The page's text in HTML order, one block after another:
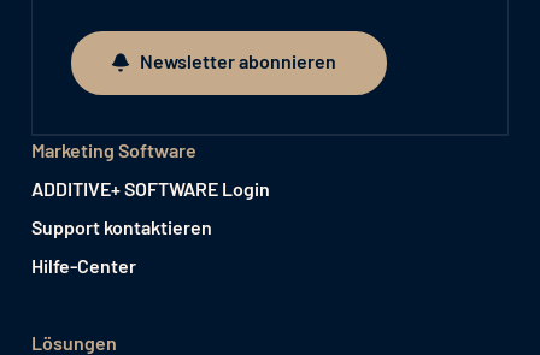
Newsletter abonnieren
Newsletter abonnieren
Marketing Software
ADDITIVE+ SOFTWARE Login
Support kontaktieren
Hilfe-Center
Lösungen